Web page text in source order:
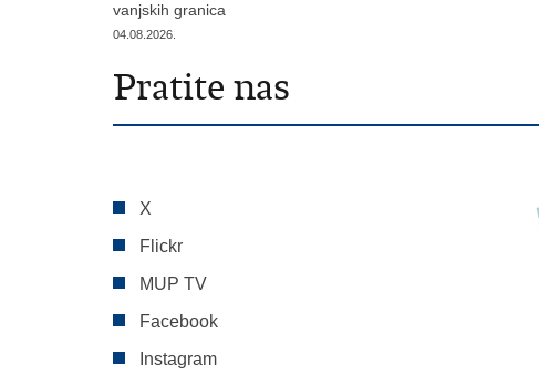
vanjskih granica
04.08.2026.
Pratite nas
X
Flickr
MUP TV
Facebook
Instagram